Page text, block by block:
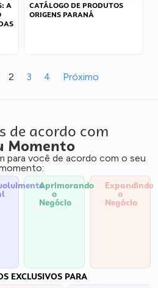
A
CATÁLOGO DE PRODUTOS
ORIGENS PARANÁ
2 3 4 Próximo
de acordo com
Momento
para você de acordo com o seu
Aprimorando
o
Negócio
Expandindo
o
Negócio
EXCLUSIVOS PARA